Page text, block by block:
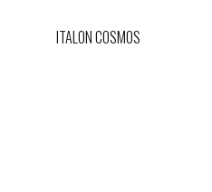
ITALON COSMOS